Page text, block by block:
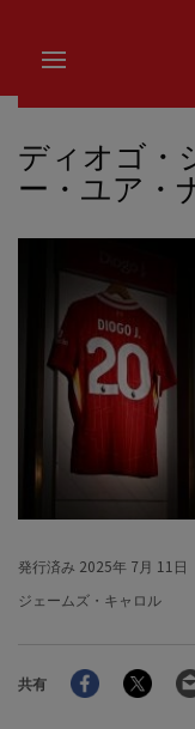
ディオゴ・
ー・ユア・
発行済み 2025年 7月 11日
ジェームズ・キャロル
共有
Facebook